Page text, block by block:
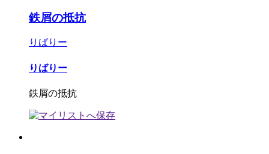
鉄屑の抵抗
りばりー
りばりー
鉄屑の抵抗